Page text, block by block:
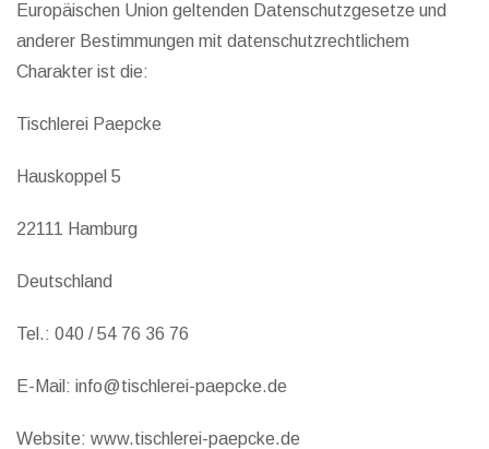
Europäischen Union geltenden Datenschutzgesetze und
anderer Bestimmungen mit datenschutzrechtlichem
Charakter ist die:
Tischlerei Paepcke
Hauskoppel 5
22111 Hamburg
Deutschland
Tel.: 040 / 54 76 36 76
E-Mail: info@tischlerei-paepcke.de
Website: www.tischlerei-paepcke.de